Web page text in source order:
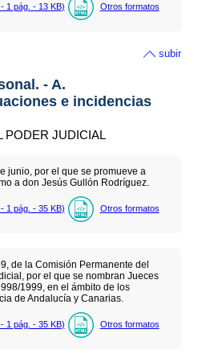
1 pág. - 13 KB) Otros formatos
subir
- A.
e incidencias
PODER JUDICIAL
junio, por el que se promueve a
a don Jesús Gullón Rodríguez.
1 pág. - 35 KB) Otros formatos
de la Comisión Permanente del
por el que se nombran Jueces
1999, en el ámbito de los
de Andalucía y Canarias.
1 pág. - 35 KB) Otros formatos